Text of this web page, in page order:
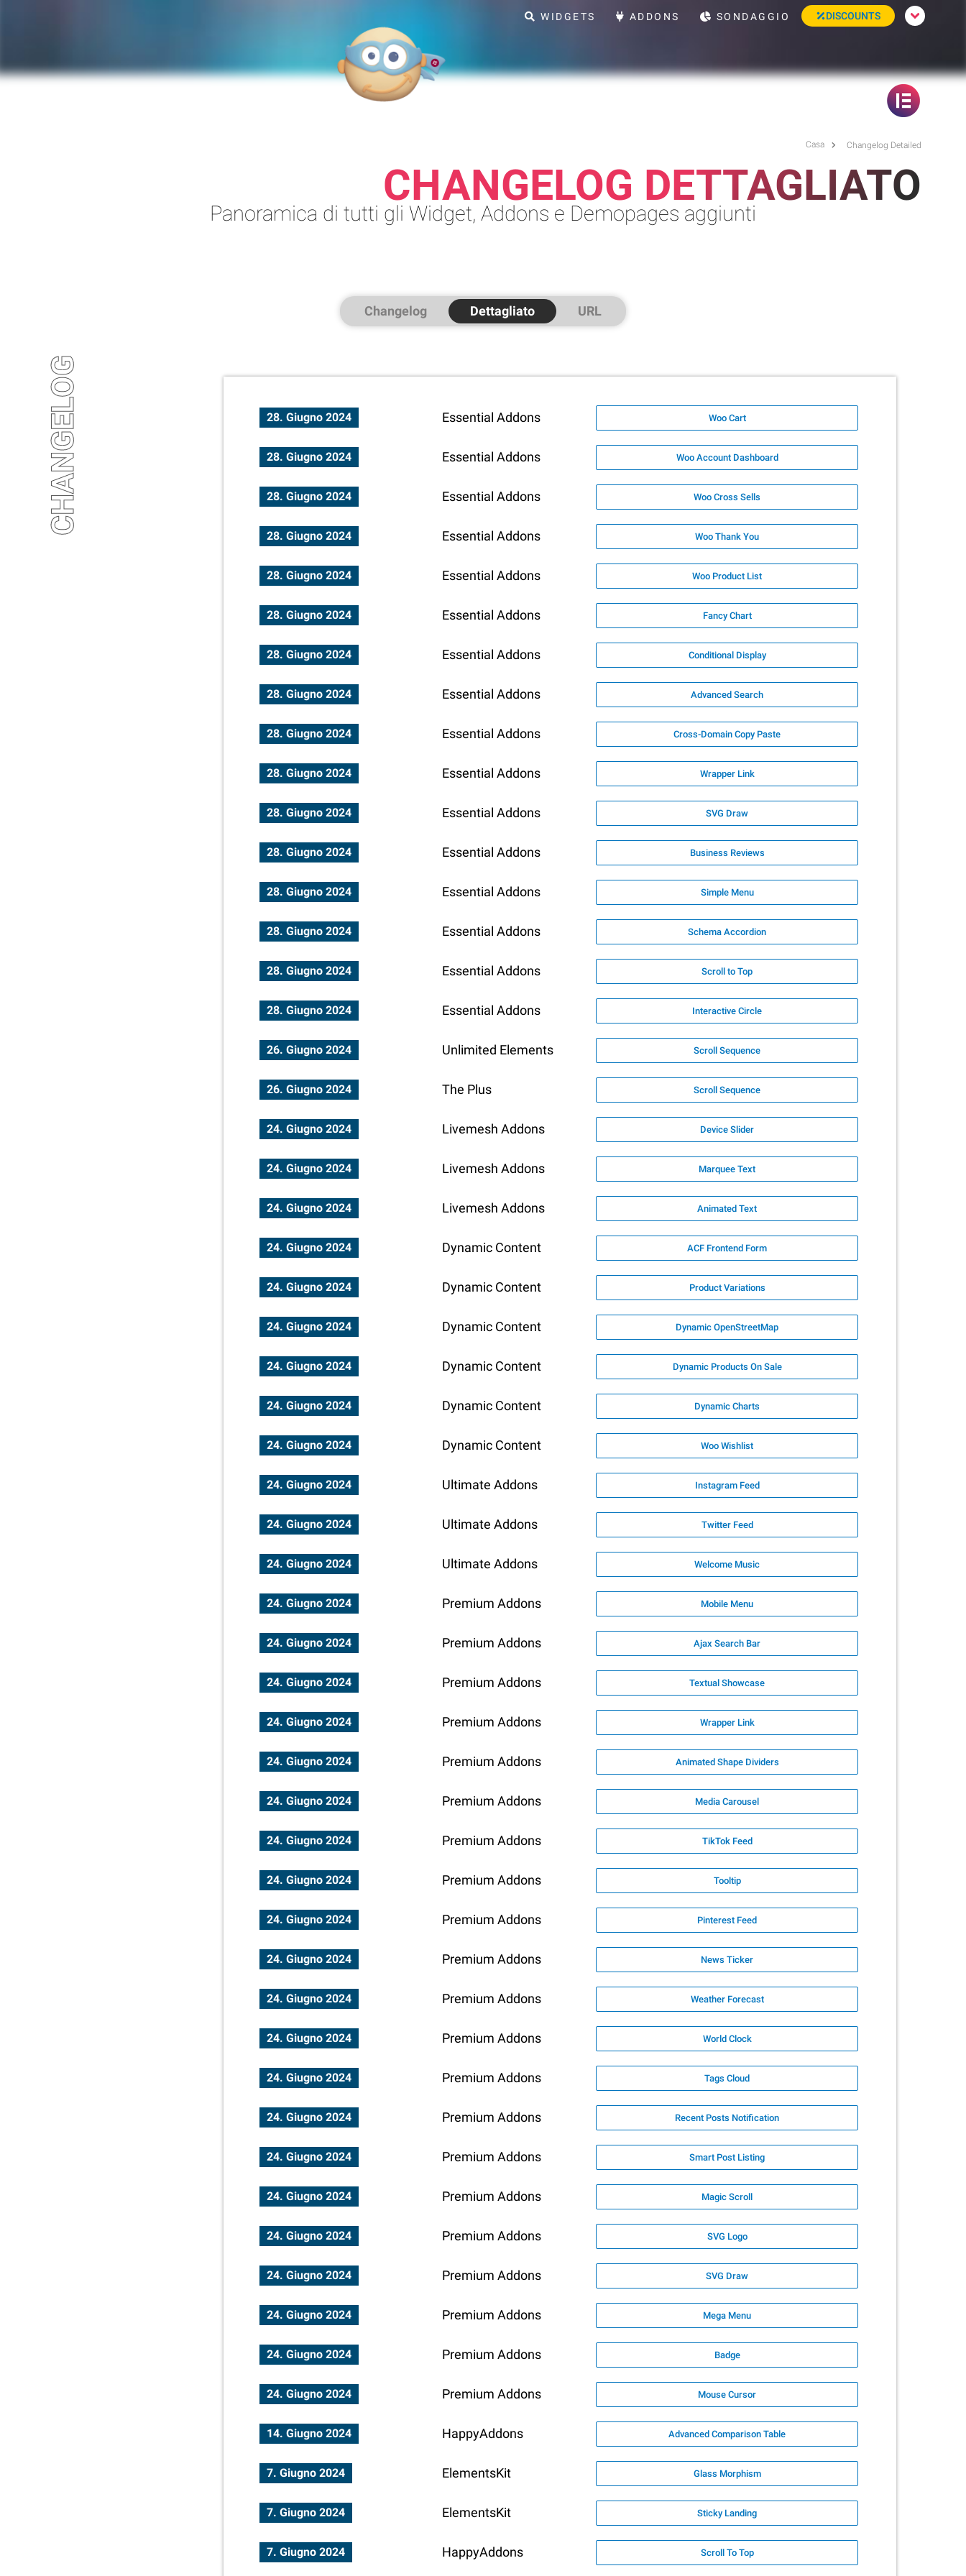
WIDGETS ADDONS SONDAGGIO DISCOUNTS
Casa Changelog Detailed
CHANGELOG DETTAGLIATO
Panoramica di tutti gli Widget, Addons e Demopages aggiunti
Changelog Dettagliato URL
CHANGELOG 28. Giugno 2024 Essential Addons Woo Cart
28. Giugno 2024 Essential Addons Woo Account Dashboard
28. Giugno 2024 Essential Addons Woo Cross Sells
28. Giugno 2024 Essential Addons Woo Thank You
28. Giugno 2024 Essential Addons Woo Product List
28. Giugno 2024 Essential Addons Fancy Chart
28. Giugno 2024 Essential Addons Conditional Display
28. Giugno 2024 Essential Addons Advanced Search
28. Giugno 2024 Essential Addons Cross-Domain Copy Paste
28. Giugno 2024 Essential Addons Wrapper Link
28. Giugno 2024 Essential Addons SVG Draw
28. Giugno 2024 Essential Addons Business Reviews
28. Giugno 2024 Essential Addons Simple Menu
28. Giugno 2024 Essential Addons Schema Accordion
28. Giugno 2024 Essential Addons Scroll to Top
28. Giugno 2024 Essential Addons Interactive Circle
26. Giugno 2024 Unlimited Elements Scroll Sequence
26. Giugno 2024 The Plus Scroll Sequence
24. Giugno 2024 Livemesh Addons Device Slider
24. Giugno 2024 Livemesh Addons Marquee Text
24. Giugno 2024 Livemesh Addons Animated Text
24. Giugno 2024 Dynamic Content ACF Frontend Form
24. Giugno 2024 Dynamic Content Product Variations
24. Giugno 2024 Dynamic Content Dynamic OpenStreetMap
24. Giugno 2024 Dynamic Content Dynamic Products On Sale
24. Giugno 2024 Dynamic Content Dynamic Charts
24. Giugno 2024 Dynamic Content Woo Wishlist
24. Giugno 2024 Ultimate Addons Instagram Feed
24. Giugno 2024 Ultimate Addons Twitter Feed
24. Giugno 2024 Ultimate Addons Welcome Music
24. Giugno 2024 Premium Addons Mobile Menu
24. Giugno 2024 Premium Addons Ajax Search Bar
24. Giugno 2024 Premium Addons Textual Showcase
24. Giugno 2024 Premium Addons Wrapper Link
24. Giugno 2024 Premium Addons Animated Shape Dividers
24. Giugno 2024 Premium Addons Media Carousel
24. Giugno 2024 Premium Addons TikTok Feed
24. Giugno 2024 Premium Addons Tooltip
24. Giugno 2024 Premium Addons Pinterest Feed
24. Giugno 2024 Premium Addons News Ticker
24. Giugno 2024 Premium Addons Weather Forecast
24. Giugno 2024 Premium Addons World Clock
24. Giugno 2024 Premium Addons Tags Cloud
24. Giugno 2024 Premium Addons Recent Posts Notification
24. Giugno 2024 Premium Addons Smart Post Listing
24. Giugno 2024 Premium Addons Magic Scroll
24. Giugno 2024 Premium Addons SVG Logo
24. Giugno 2024 Premium Addons SVG Draw
24. Giugno 2024 Premium Addons Mega Menu
24. Giugno 2024 Premium Addons Badge
24. Giugno 2024 Premium Addons Mouse Cursor
14. Giugno 2024 HappyAddons Advanced Comparison Table
7. Giugno 2024 ElementsKit Glass Morphism
7. Giugno 2024 ElementsKit Sticky Landing
7. Giugno 2024 HappyAddons Scroll To Top